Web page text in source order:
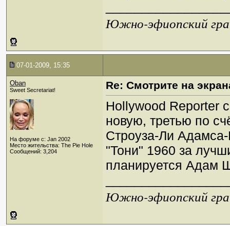
Южно-эфиопский
07-01-2009, 15:35
Oban
Sweet Secretariat!
На форуме с: Jan 2002
Место жительства: The Pie Hole
Сообщений: 3,204
Re: Смотрите на
Hollywood Reporter
новую, третью по
Строуза-Ли
"Тони" 1960 за
планируется Адам
Южно-эфиопский